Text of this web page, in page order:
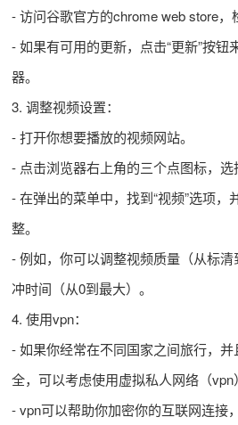
- 访问谷歌官方的chrome web store，
- 如果有可用的更新，点击“更新”按钮
器。
3. 调整视频设置：
- 打开你想要播放的视频网站。
- 点击浏览器右上角的三个点图标，选
- 在弹出的菜单中，找到“视频”选项，
整。
- 例如，你可以调整视频质量（从标
冲时间（从0到最大）。
4. 使用vpn：
- 如果你经常在不同国家之间旅行，
全，可以考虑使用虚拟私人网络（vpn
- vpn可以帮助你加密你的互联网连接